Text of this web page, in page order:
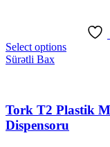
Select options
Sürətli Bax
Tork T2 Plastik
Dispensoru